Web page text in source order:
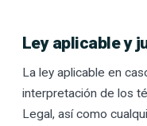
Ley aplicable y
La ley aplicable en
interpretación de los
Legal, así como